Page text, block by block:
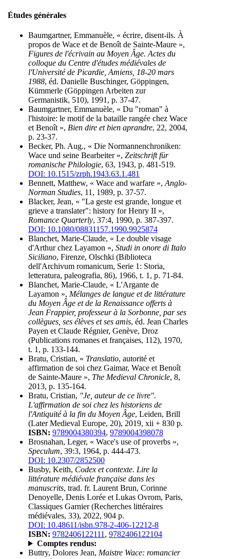
Études générales
Baumgartner, Emmanuèle, « écrire, disent-ils. À
propos de Wace et de Benoît de Sainte-Maure »,
Figures de l'écrivain au Moyen Âge. Actes du
colloque du Centre d'études médiévales de
l'Université de Picardie, Amiens, 18-20 mars
1988, éd. Danielle Buschinger, Göppingen,
Kümmerle (Göppingen Arbeiten zur
Germanistik, 510), 1991, p. 37-47.
Baumgartner, Emmanuèle, « Du "roman" à
l'histoire: le motif de la bataille rangée chez Wace
et Benoît », Bien dire et bien aprandre, 22, 2004,
p. 23-37.
Becker, Ph. Aug., « Die Normannenchroniken:
Wace und seine Bearbeiter », Zeitschrift für
romanische Philologie, 63, 1943, p. 481-519.
DOI: 10.1515/zrph.1943.63.1.481
Bennett, Matthew, « Wace and warfare », Anglo-
Norman Studies, 11, 1989, p. 37-57.
Blacker, Jean, « "La geste est grande, longue et
grieve a translater": history for Henry II »,
Romance Quarterly, 37:4, 1990, p. 387-397.
DOI: 10.1080/08831157.1990.9925874
Blanchet, Marie-Claude, « Le double visage
d'Arthur chez Layamon », Studi in onore di Italo
Siciliano, Firenze, Olschki (Biblioteca
dell'Archivum romanicum, Serie 1: Storia,
letteratura, paleografia, 86), 1966, t. 1, p. 71-84.
Blanchet, Marie-Claude, « L'Argante de
Layamon », Mélanges de langue et de littérature
du Moyen Âge et de la Renaissance offerts à
Jean Frappier, professeur à la Sorbonne, par ses
collègues, ses élèves et ses amis, éd. Jean Charles
Payen et Claude Régnier, Genève, Droz
(Publications romanes et françaises, 112), 1970,
t. 1, p. 133-144.
Bratu, Cristian, « Translatio, autorité et
affirmation de soi chez Gaimar, Wace et Benoît
de Sainte-Maure », The Medieval Chronicle, 8,
2013, p. 135-164.
Bratu, Cristian, "Je, auteur de ce livre".
L'affirmation de soi chez les historiens de
l'Antiquité à la fin du Moyen Âge, Leiden, Brill
(Later Medieval Europe, 20), 2019, xii + 830 p.
ISBN: 9789004380394, 9789004398078
Brosnahan, Leger, « Wace's use of proverbs »,
Speculum, 39:3, 1964, p. 444-473.
DOI: 10.2307/2852500
Busby, Keith, Codex et contexte. Lire la
littérature médiévale française dans les
manuscrits, trad. fr. Laurent Brun, Corinne
Denoyelle, Denis Lorée et Lukas Ovrom, Paris,
Classiques Garnier (Recherches littéraires
médiévales, 33), 2022, 904 p.
DOI: 10.48611/isbn.978-2-406-12212-8
ISBN: 9782406122111 , 9782406122104
Comptes rendus:
Buttry, Dolores Jean, Maistre Wace: romancier